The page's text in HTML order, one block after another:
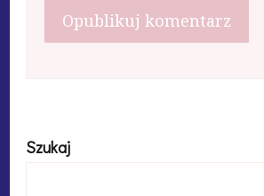
Szukaj